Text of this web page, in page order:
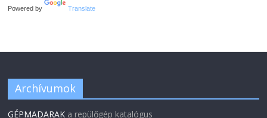
Powered by Translate
Archívumok
GÉPMADARAK a repülőgép katalógus